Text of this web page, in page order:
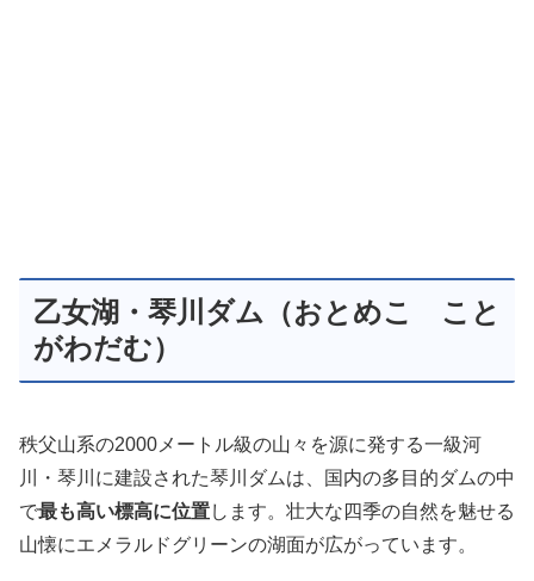
乙女湖・琴川ダム（おとめこ こと
がわだむ）
秩父山系の2000メートル級の山々を源に発する一級河
川・琴川に建設された琴川ダムは、国内の多目的ダムの中
で最も高い標高に位置します。壮大な四季の自然を魅せる
山懐にエメラルドグリーンの湖面が広がっています。